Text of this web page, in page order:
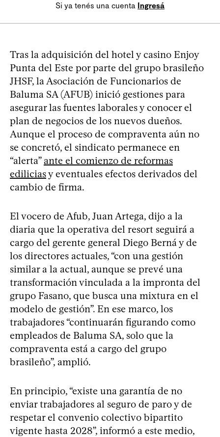
Si ya tenés una cuenta Ingresá
Tras la adquisición del hotel y casino Enjoy
Punta del Este por parte del grupo brasileño
JHSF, la Asociación de Funcionarios de
Baluma SA (AFUB) inició gestiones para
asegurar las fuentes laborales y conocer el
plan de negocios de los nuevos dueños.
Aunque el proceso de compraventa aún no
se concretó, el sindicato permanece en
“alerta” ante el comienzo de reformas
ediliciasy eventuales efectos derivados del
cambio de firma.
El vocero de Afub, Juan Artega, dijo a la
diaria que la operativa del resort seguirá a
cargo del gerente general Diego Berná y de
los directores actuales, “con una gestión
similar a la actual, aunque se prevé una
transformación vinculada a la impronta del
grupo Fasano, que busca una mixtura en el
modelo de gestión”. En ese marco, los
trabajadores “continuarán figurando como
empleados de Baluma SA, solo que la
compraventa está a cargo del grupo
brasileño”, amplió.
En principio, “existe una garantía de no
enviar trabajadores al seguro de paro y de
respetar el convenio colectivo bipartito
vigente hasta 2028”, informó a este medio,